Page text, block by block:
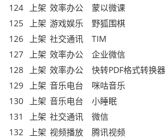
124
上架 效率办公 蒙以微课
125
上架 游戏娱乐 野狐围棋
126
上架 社交通讯 TIM
127
上架 效率办公 企业微信
128
上架 效率办公 快转PDF格式转换器
129
上架 音乐电台 咪咕音乐
130
上架 音乐电台 小睡眠
131
上架 社交通讯 微信
132
上架 视频播放 腾讯视频